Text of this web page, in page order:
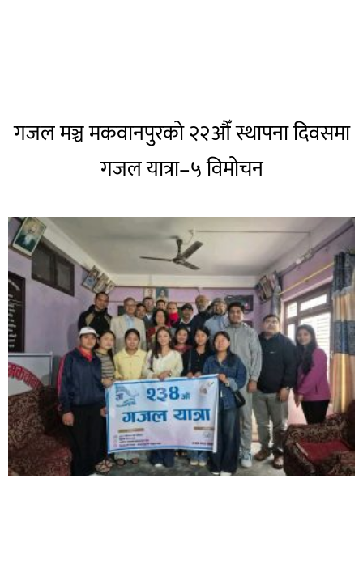
गजल मञ्च मकवानपुरको २२औँ स्थापना दिवसमा
गजल यात्रा–५ विमोचन